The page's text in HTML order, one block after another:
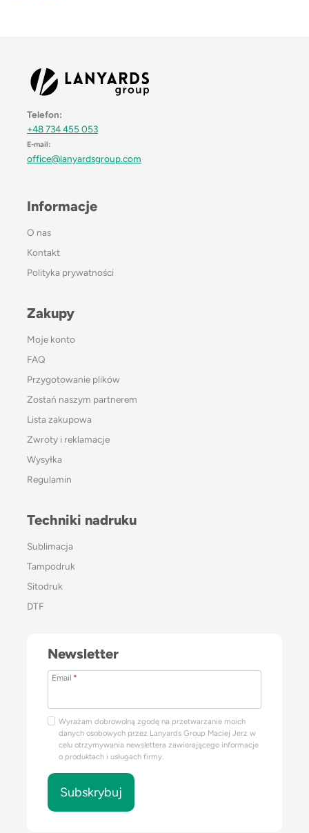
Telefon:
+48 734 455 053
E-mail:
office@lanyardsgroup.com
Informacje
O nas
Kontakt
Polityka prywatności
Zakupy
Moje konto
FAQ
Przygotowanie plików
Zostań naszym partnerem
Lista zakupowa
Zwroty i reklamacje
Wysyłka
Regulamin
Techniki nadruku
Sublimacja
Tampodruk
Sitodruk
DTF
Newsletter
Email *
Wyrażam dobrowolną zgodę na przetwarzanie moich
danych osobowych przez Lanyards Group Maciej Jerz w
celu otrzymywania newslettera zawierającego informacje
o produktach i usługach firmy.
Subskrybuj